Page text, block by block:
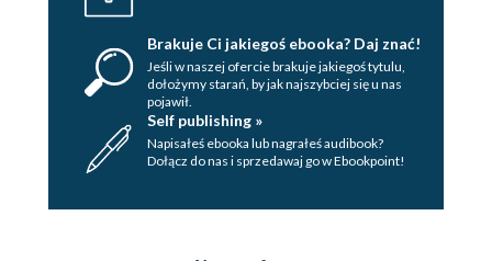
Brakuje Ci jakiegoś ebooka? Daj znać!
Jeśli w naszej ofercie brakuje jakiegoś tytulu,
dołożymy starań, by jak najszybciej się u nas
pojawił.
Self publishing »
Napisałeś ebooka lub nagrałeś audibook?
Dołącz do nas i sprzedawaj go w Ebookpoint!